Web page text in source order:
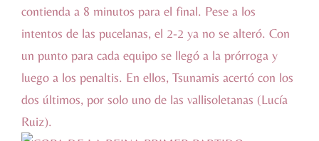
contienda a 8 minutos para el final. Pese a los
intentos de las pucelanas, el 2-2 ya no se alteró. Con
un punto para cada equipo se llegó a la prórroga y
luego a los penaltis. En ellos, Tsunamis acertó con los
dos últimos, por solo uno de las vallisoletanas (Lucía
Ruiz).